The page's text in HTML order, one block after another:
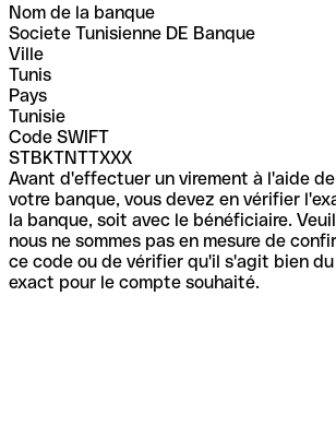
Nom de la banque
Societe Tunisienne DE Banque
Ville
Tunis
Pays
Tunisie
Code SWIFT
STBKTNTTXXX
Avant d'effectuer un virement à l'aide
votre banque, vous devez en vérifier
la banque, soit avec le bénéficiaire.
nous ne sommes pas en mesure de
ce code ou de vérifier qu'il s'agit bien du
exact pour le compte souhaité.